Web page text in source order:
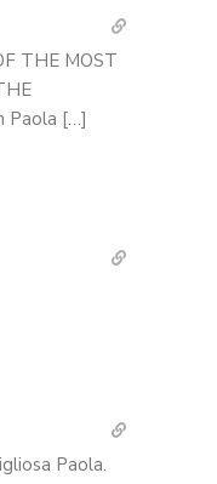
THE MOST
Paola […]
Paola.